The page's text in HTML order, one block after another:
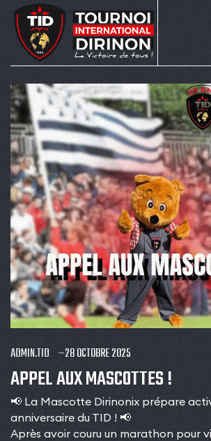
ADMIN.TID 28 OCTOBRE 2025
APPEL AUX MASCOTTES !
📢 La Mascotte Dirinonix prépare
anniversaire du TID ! 📢
Après avoir couru un marathon pour